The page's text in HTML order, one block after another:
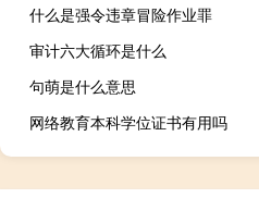
什么是强令违章冒险作业罪
审计六大循环是什么
句萌是什么意思
网络教育本科学位证书有用吗